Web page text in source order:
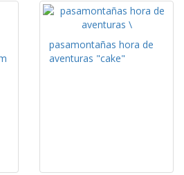
pasamontañas hora de
aventuras "cake"